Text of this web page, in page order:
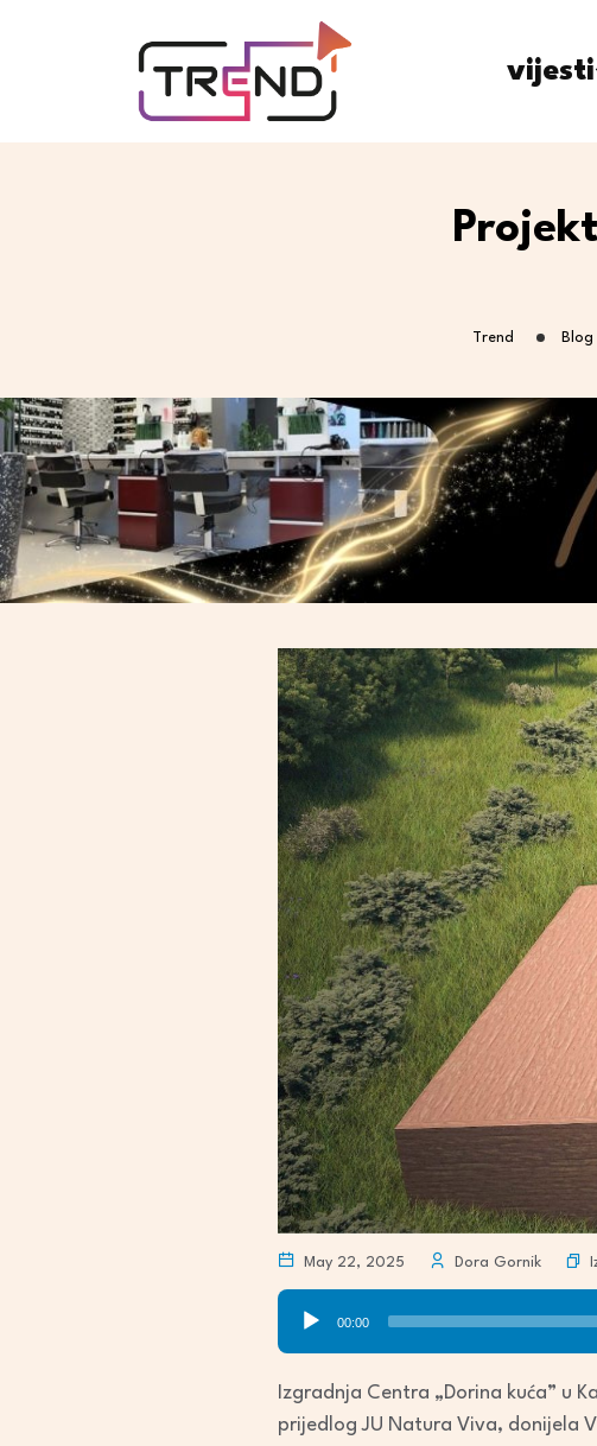
vijesti
Trend Blog
May 22, 2025 Dora Gornik
Audio
Player
00:00
Izgradnja Centra „Dorina kuća” u
prijedlog JU Natura Viva, donijela